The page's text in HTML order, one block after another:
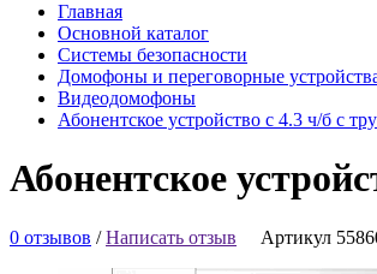
Главная
Основной каталог
Системы безопасности
Домофоны и переговорные
Видеодомофоны
Абонентское устройство с 4.3 ч/б с
Абонентское
0 отзывов /Написать отзыв Артикул